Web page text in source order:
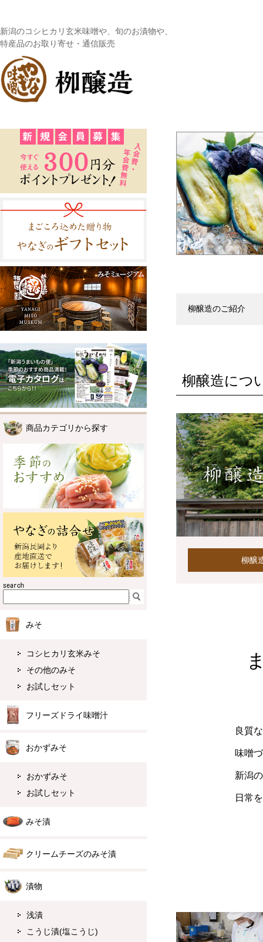
新潟のコシヒカリ玄米味噌や、旬のお漬物や、
特産品のお取り寄せ・通信販売
柳醸造のご紹介
柳醸造につ
柳醸
良質
味噌
新潟
日常
商品カテゴリから探す
みそ
コシヒカリ玄米みそ
その他のみそ
お試しセット
フリーズドライ味噌汁
おかずみそ
おかずみそ
お試しセット
みそ漬
クリームチーズのみそ漬
漬物
浅漬
こうじ漬(塩こうじ)